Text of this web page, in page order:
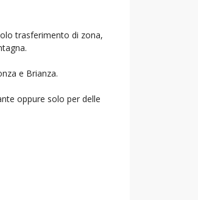
trasferimento di zona,
e Brianza.
oppure solo per delle